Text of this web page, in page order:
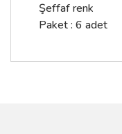
Şeffaf renk
Paket : 6 adet